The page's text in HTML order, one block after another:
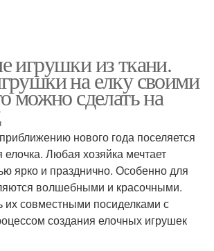
игрушки из ткани.
на елку своими
можно сделать на
нового года поселяется
елочка. Любая хозяйка мечтает
ярко и празднично. Особенно для
волшебными и красочными.
совместными посиделками с
создания елочных игрушек